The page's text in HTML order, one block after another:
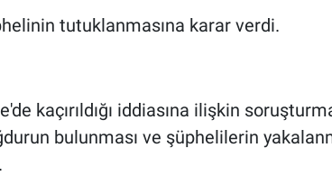
tutuklanmasına karar verdi.
kaçırıldığı iddiasına ilişkin
bulunması ve şüphelilerin